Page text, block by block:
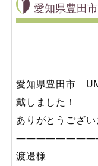
愛知県豊田
愛知県豊田市
戴しました！
ありがとうござい
渡邊様